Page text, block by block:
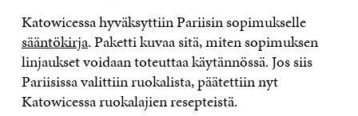
Katowicessa hyväksyttiin Pariisin sopimukselle
sääntökirja. Paketti kuvaa sitä, miten sopimuksen
linjaukset voidaan toteuttaa käytännössä. Jos siis
Pariisissa valittiin ruokalista, päätettiin nyt
Katowicessa ruokalajien resepteistä.